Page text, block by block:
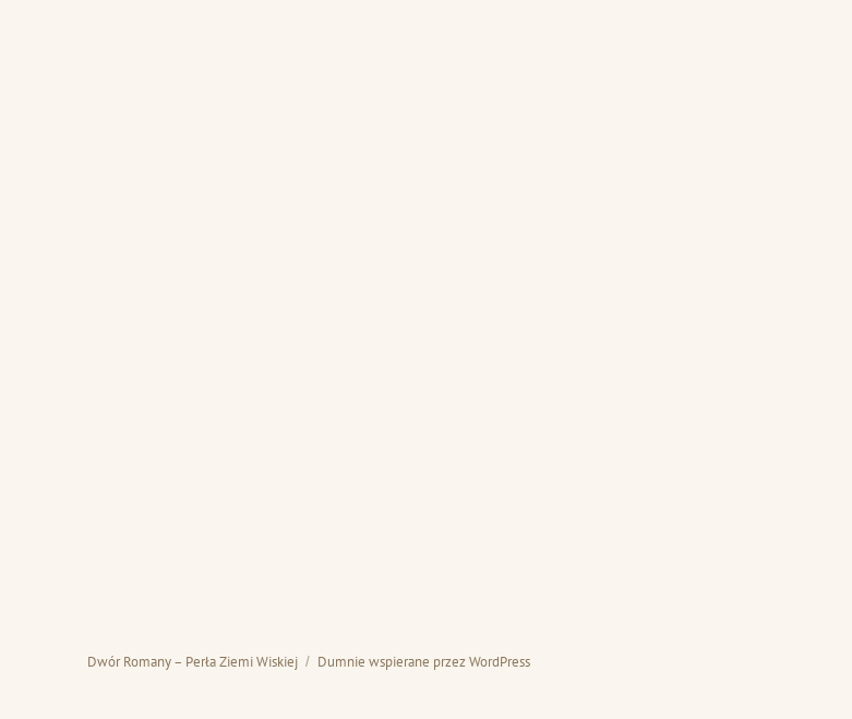
Dwór Romany – Perła Ziemi Wiskiej Dumnie wspierane przez WordPress